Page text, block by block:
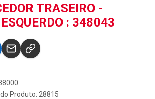
TRASEIRO -
: 348043
Produto: 28815